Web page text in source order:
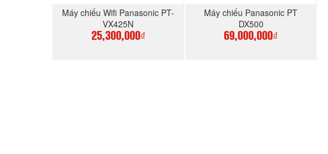
Máy chiếu Wifi Panasonic PT-
VX425N
25,300,000₫
Máy chiếu Panasonic PT
DX500
69,000,000₫